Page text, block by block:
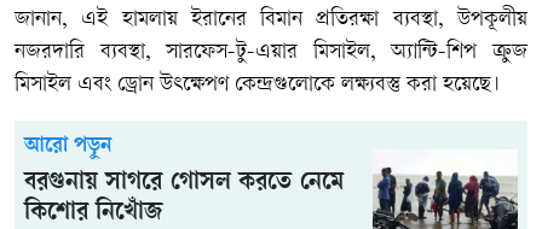
জানান, এই হামলায় ইরানের বিমান প্রতিরক্ষা ব্যবস্থা, উপকূলীয়
নজরদারি ব্যবস্থা, সারফেস-টু-এয়ার মিসাইল, অ্যান্টি-শিপ ক্রুজ
মিসাইল এবং ড্রোন উৎক্ষেপণ কেন্দ্রগুলোকে লক্ষ্যবস্তু করা হয়েছে।
আরো পড়ুন
বরগুনায় সাগরে গোসল করতে নেমে
কিশোর নিখোঁজ